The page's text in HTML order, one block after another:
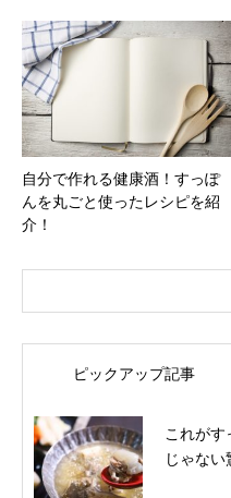
自分で作れる健康酒！すっぽ
んを丸ごと使ったレシピを紹
介！
ピックアップ記事
これがす
じゃない